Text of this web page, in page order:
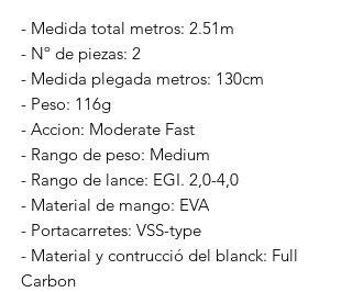
- Medida total metros: 2.51m
- Nº de piezas: 2
- Medida plegada metros: 130cm
- Peso: 116g
- Accion: Moderate Fast
- Rango de peso: Medium
- Rango de lance: EGI. 2,0-4,0
- Material de mango: EVA
- Portacarretes: VSS-type
- Material y contrucció del blanck: Full
Carbon